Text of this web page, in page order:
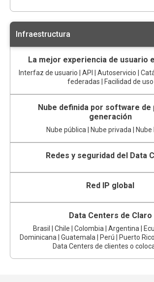
Infraestructura
La mejor experiencia de usuario
Interfaz de usuario | API | Autoservicio |
federadas | Facilidad de uso
Nube definida por software de
generación
Nube pública | Nube privada | Nube
Redes y seguridad del Data
Red IP global
Data Centers de Claro
Brasil | Chile | Colombia | Argentina |
Dominicana | Guatemala | Perú | Puerto Rico
Data Centers de clientes o